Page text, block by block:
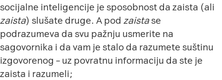
socijalne inteligencije je sposobnost da zaista (ali
zaista) slušate druge. A pod zaistase
podrazumeva da svu pažnju usmerite na
sagovornika i da vam je stalo da razumete suštinu
izgovorenog – uz povratnu informaciju da ste je
zaista i razumeli;